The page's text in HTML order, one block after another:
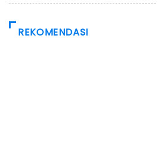
REKOMENDASI